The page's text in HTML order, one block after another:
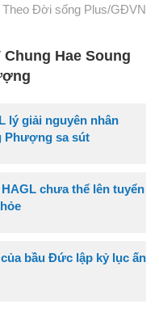
Theo Đời sống Plus/GĐVN
Hae Soung
lý giải nguyên nhân
Phượng sa sút
chưa thể lên tuyển
bầu Đức lập kỷ lục ấn